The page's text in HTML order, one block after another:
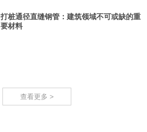
打桩通径直缝钢管：建筑领域不可或缺的重
要材料
查看更多 >